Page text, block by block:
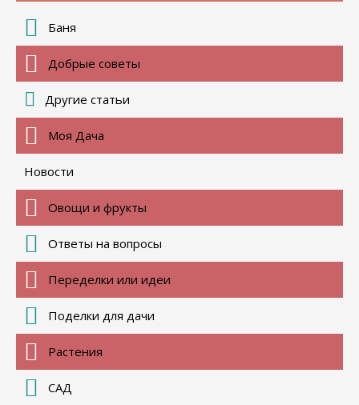
Баня
Добрые советы
Другие статьи
Моя Дача
Новости
Овощи и фрукты
Ответы на вопросы
Переделки или идеи
Поделки для дачи
Растения
САД